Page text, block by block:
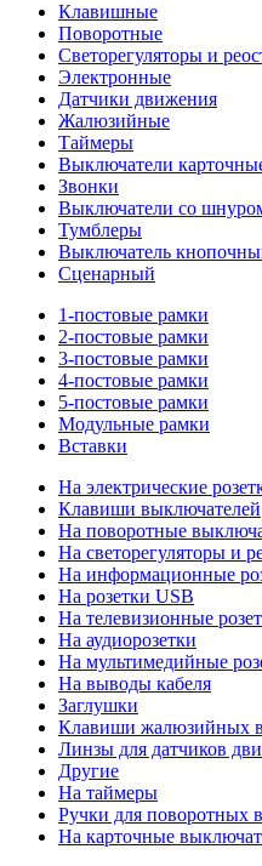
Клавишные
Поворотные
Светорегуляторы и
Электронные
Датчики движения
Жалюзийные
Таймеры
Выключатели
Звонки
Выключатели со
Тумблеры
Выключатель
Сценарный
1-постовые рамки
2-постовые рамки
3-постовые рамки
4-постовые рамки
5-постовые рамки
Модульные рамки
Вставки
На электрические
Клавиши выключателей
На поворотные
На светорегуляторы и
На информационные
На розетки USB
На телевизионные
На аудиорозетки
На мультимедийные
На выводы кабеля
Заглушки
Клавиши жалюзийных
Линзы для датчиков
Другие
На таймеры
Ручки для поворотных
На карточные